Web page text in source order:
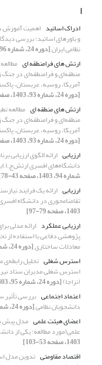
ا
ادراک اساتید اهمیت آموزش
و باورهای اساتید: بررسی
نظامی ایران[دوره 24، شماره 96، 1403، صفحه 25-57]
ارتش های فرامنطقه ای
منطقه‌ای و فرامنطقه‌ای در
آمریکا، روسیه، عربستان،
[دوره 24، شماره 93، 1403، صفحه 183-224]
ارتش های منطقه ای مطالعه
منطقه‌ای و فرامنطقه‌ای در
آمریکا، روسیه، عربستان،
[دوره 24، شماره 93، 1403، صفحه 183-224]
ارزیابی ارائه الگوی ارزیابی
دانشگاه‌های افسری
شماره 94، 1403، صفحه 43-78]
ارزیابی ارائه یک فرایند
تقاضامحوری در دانشگاه
1403، صفحه 79-97]
ارزیابی عملکرد ارائه مدلی
پژوهشی دفاعی با استفاده از
معادلات ساختاری[دوره 24، شماره 95، 1403، صفحه 27-79]
استرس شغلی تحلیل
استرس شغلی مدیران ستاد
(نزاجا)[دوره 24، شماره 95، 1403، صفحه 154-181]
اعتماد اجتماعی بررسی تأثیر
دانشجویان نظامی[دوره 24، شماره 93، 1403، صفحه 128-154]
اعضای هیئت علمی مدل پیش
علمی(مورد مطالعه: یکی از
1403، صفحه 53-103]
اقتصاد مقاومتی تدوین مدل